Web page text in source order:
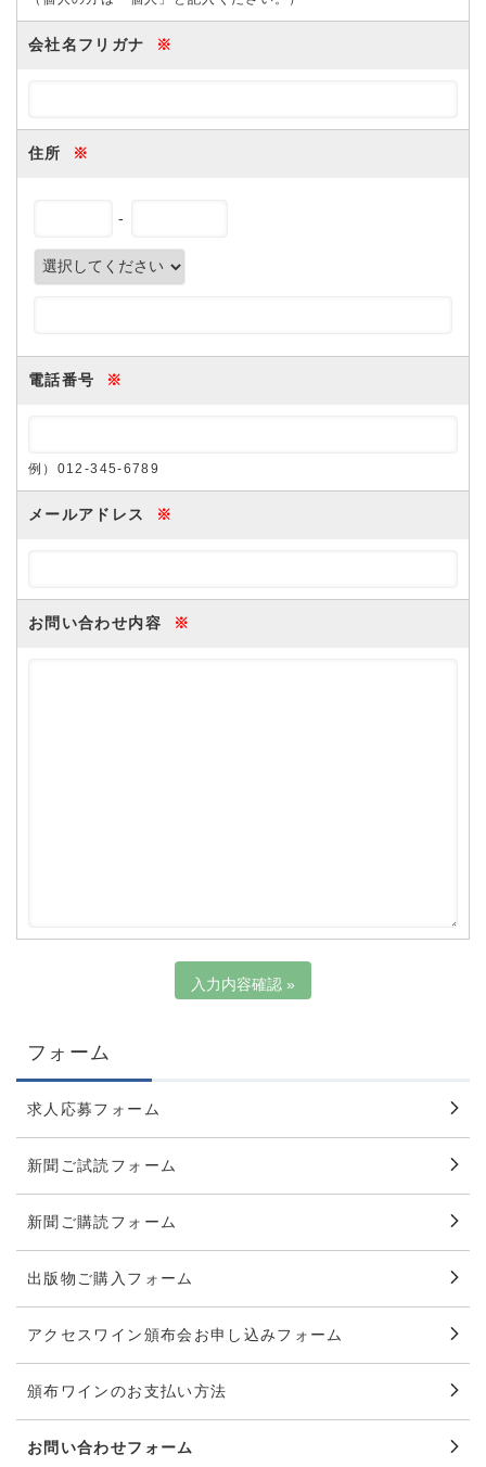
会社名フリガナ ※
住所 ※
-
電話番号 ※
例）012-345-6789
メールアドレス ※
お問い合わせ内容 ※
フォーム
求人応募フォーム
新聞ご試読フォーム
新聞ご購読フォーム
出版物ご購入フォーム
アクセスワイン頒布会お申し込みフォーム
頒布ワインのお支払い方法
お問い合わせフォーム